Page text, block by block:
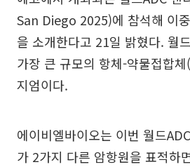
San Diego 2025)에 참석해 이
을 소개한다고 21일 밝혔다. 월
가장 큰 규모의 항체-약물접합
지엄이다.
에이비엘바이오는 이번 월드
가 2가지 다른 암항원을 표적하